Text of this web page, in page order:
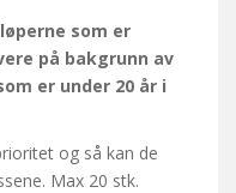
som er
på bakgrunn av
er under 20 år i
og så kan de
Max 20 stk.